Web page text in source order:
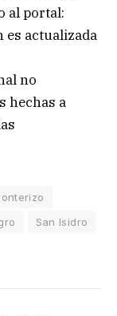
al portal:
es actualizada
no
hechas a
San Isidro